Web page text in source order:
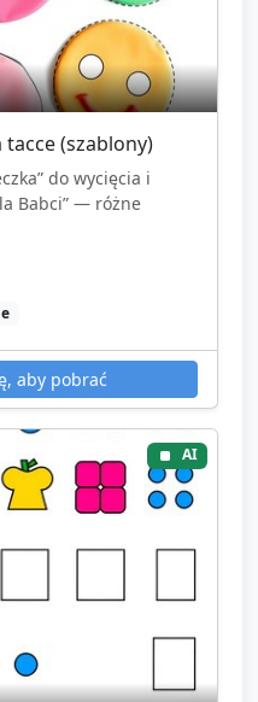
(szablony)
do wycięcia i
Babci” — różne
aby pobrać
AI